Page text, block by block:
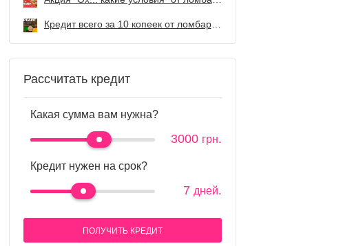
Кредит всего за 10 копеек от ломбарда Первый
Рассчитать кредит
Какая сумма вам нужна?
3000 грн.
Кредит нужен на срок?
7 дней.
ПОЛУЧИТЬ КРЕДИТ